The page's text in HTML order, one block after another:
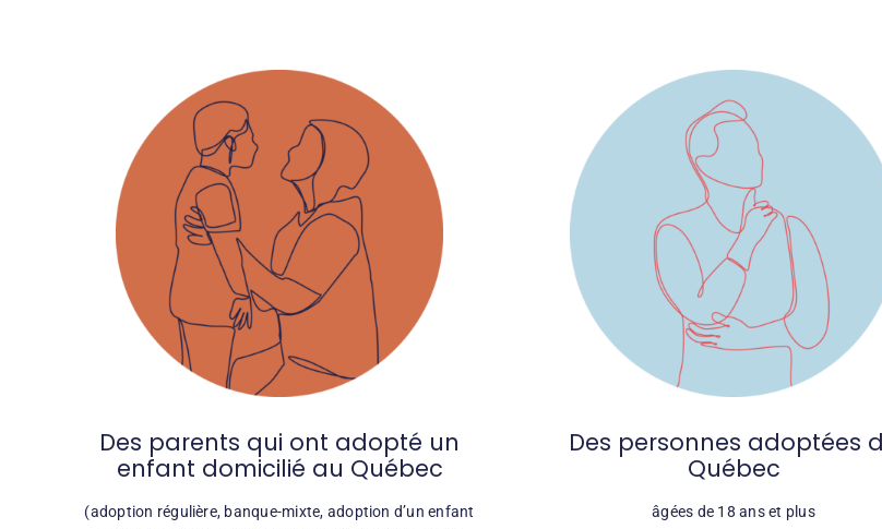
Des parents qui ont adopté un
enfant domicilié au Québec
(adoption régulière, banque-mixte, adoption d’un enfant
Des personnes adoptées
Québec
âgées de 18 ans et plus